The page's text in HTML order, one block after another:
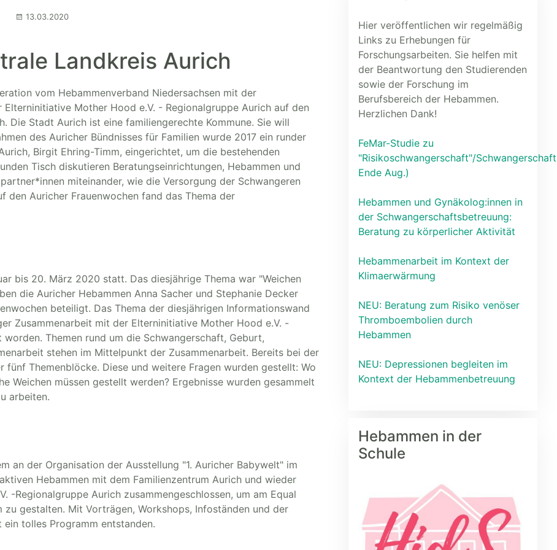
13.03.2020
Landkreis Aurich
vom Hebammenverband Niedersachsen mit der
Mother Hood e.V. - Regionalgruppe Aurich auf den
Die Stadt Aurich ist eine familiengerechte Kommune. Sie will
des Auricher Bündnisses für Familien wurde 2017 ein runder
Birgit Ehring-Timm, eingerichtet, um die bestehenden
Tisch diskutieren Beratungseinrichtungen, Hebammen und
miteinander, wie die Versorgung der Schwangeren
den Auricher Frauenwochen fand das Thema der
bis 20. März 2020 statt. Das diesjährige Thema war "Weichen
die Auricher Hebammen Anna Sacher und Stephanie Decker
beteiligt. Das Thema der diesjährigen Informationswand
Zusammenarbeit mit der Elterninitiative Mother Hood e.V. -
Themen rund um die Schwangerschaft, Geburt,
stehen im Mittelpunkt der Zusammenarbeit. Bereits bei der
Themenblöcke. Diese und weitere Fragen wurden gestellt: Wo
Weichen müssen gestellt werden? Ergebnisse wurden gesammelt
arbeiten.
an der Organisation der Ausstellung "1. Auricher Babywelt" im
Hebammen mit dem Familienzentrum Aurich und wieder
-Regionalgruppe Aurich zusammengeschlossen, um am Equal
gestalten. Mit Vorträgen, Workshops, Infoständen und der
tolles Programm entstanden.
Hier veröffentlichen wir regelmäßig
Links zu Erhebungen für
Forschungsarbeiten. Sie helfen mit
der Beantwortung den Studierenden
sowie der Forschung im
Berufsbereich der Hebammen.
Herzlichen Dank!
FeMar-Studie zu
"Risikoschwangerschaft"/
Ende Aug.)
Hebammen und Gynäkolog:innen in
der Schwangerschaftsbetreuung:
Beratung zu körperlicher Aktivität
Hebammenarbeit im Kontext der
Klimaerwärmung
NEU: Beratung zum Risiko venöser
Thromboembolien durch
Hebammen
NEU: Depressionen begleiten im
Kontext der Hebammenbetreuung
Hebammen in der
Schule